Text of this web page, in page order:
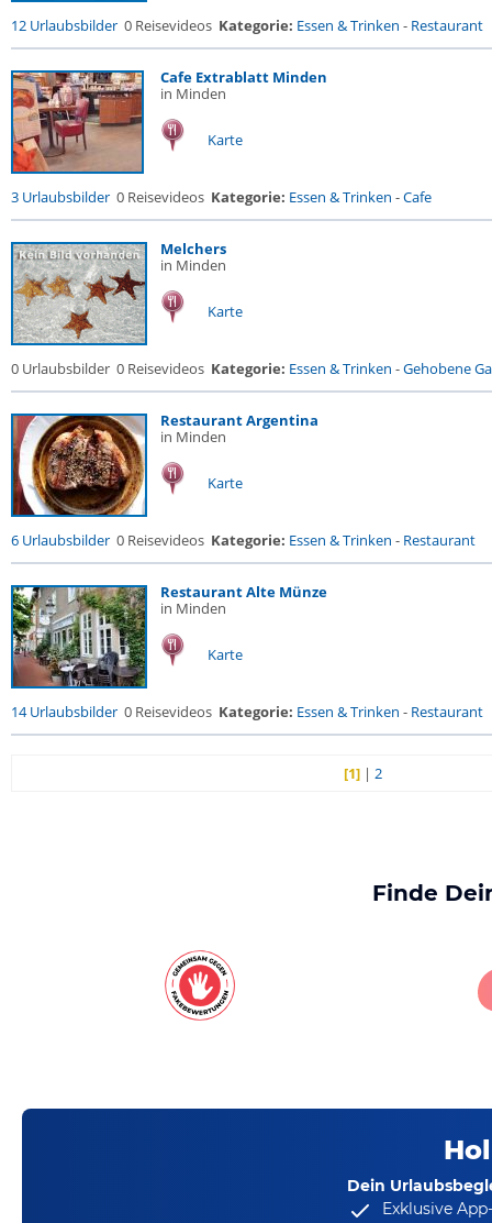
12 Urlaubsbilder 0 Reisevideos Kategorie: Essen & Trinken - Restaurant
Cafe Extrablatt Minden
in Minden
Karte
3 Urlaubsbilder 0 Reisevideos Kategorie: Essen & Trinken -Cafe
Melchers
in Minden
Karte
0 Urlaubsbilder 0 Reisevideos Kategorie: Essen & Trinken -Gehobene
Restaurant Argentina
in Minden
Karte
6 Urlaubsbilder 0 Reisevideos Kategorie: Essen & Trinken - Restaurant
Restaurant Alte Münze
in Minden
Karte
14 Urlaubsbilder 0 Reisevideos Kategorie: Essen & Trinken - Restaurant
[1] |2
Finde
Dein
Exklusive